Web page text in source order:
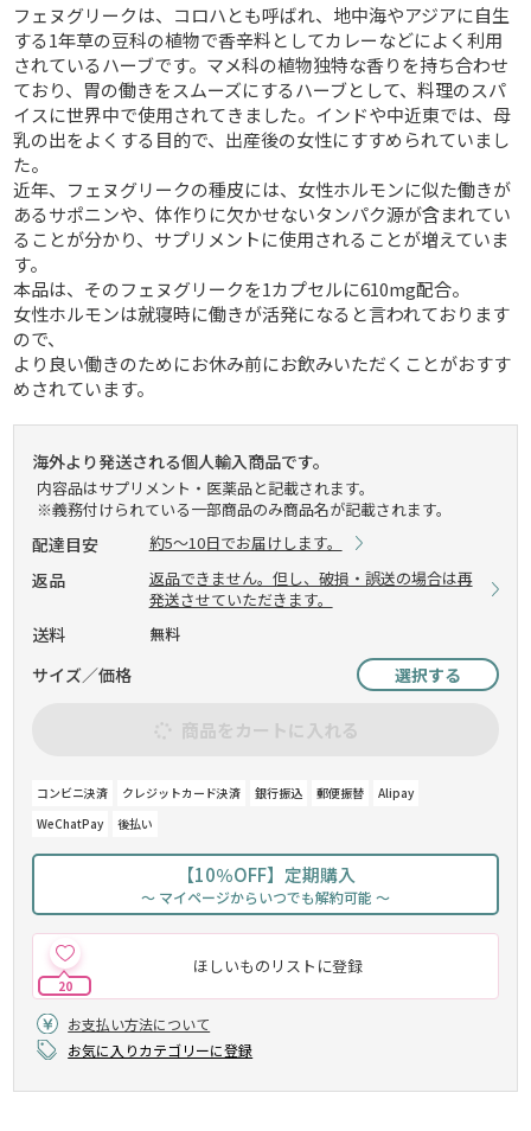
フェヌグリークは、コロハとも呼ばれ、地中海やアジアに自生
する1年草の豆科の植物で香辛料としてカレーなどによく利用
されているハーブです。マメ科の植物独特な香りを持ち合わせ
ており、胃の働きをスムーズにするハーブとして、料理のスパ
イスに世界中で使用されてきました。インドや中近東では、母
乳の出をよくする目的で、出産後の女性にすすめられていまし
た。
近年、フェヌグリークの種皮には、女性ホルモンに似た働きが
あるサポニンや、体作りに欠かせないタンパク源が含まれてい
ることが分かり、サプリメントに使用されることが増えていま
す。
本品は、そのフェヌグリークを1カプセルに610mg配合。
女性ホルモンは就寝時に働きが活発になると言われております
ので、
より良い働きのためにお休み前にお飲みいただくことがおすす
めされています。
海外より発送される個人輸入商品です。
内容品はサプリメント・医薬品と記載されます。
※義務付けられている一部商品のみ商品名が記載されます。
配達目安 約5～10日でお届けします。
返品
返品できません。但し、破損・誤送の場合は再
発送させていただきます。
送料 無料
サイズ／価格 選択する
商品をカートに入れる
コンビニ決済 クレジットカード決済 銀行振込 郵便振替
Alipay
WeChatPay
後払い
【10％OFF】定期購入
～ マイページからいつでも解約可能 ～
ほしいものリストに登録
20
お支払い方法について
お気に入りカテゴリーに登録